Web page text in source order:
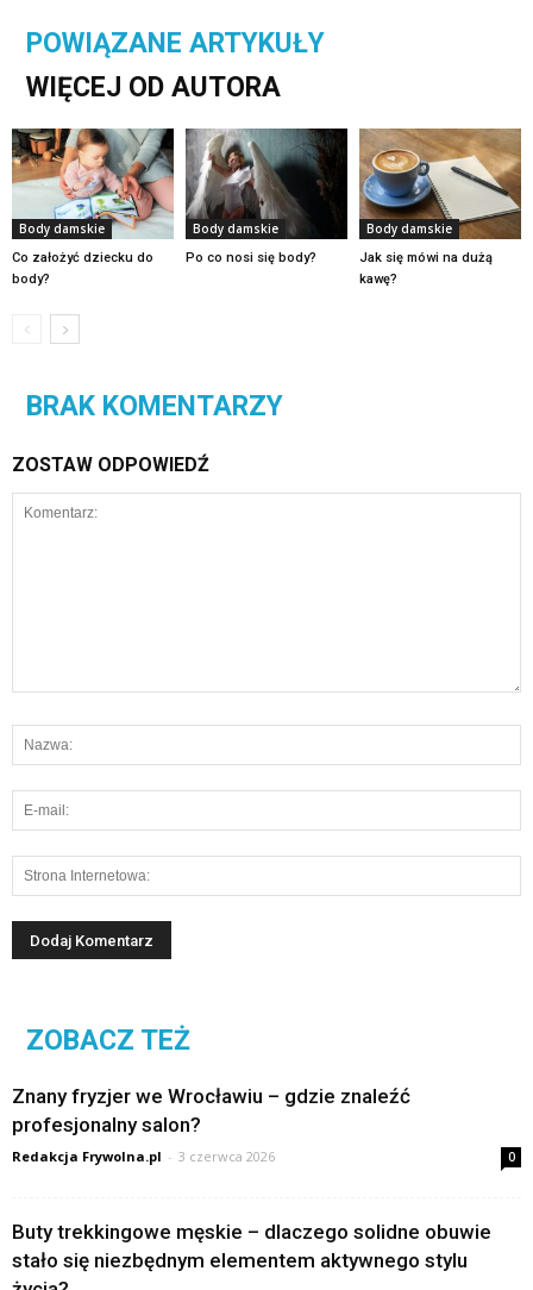
POWIĄZANE ARTYKUŁY
WIĘCEJ OD AUTORA
Body damskie
Co założyć dziecku do
body?
Body damskie
Po co nosi się body?
Body damskie
Jak się mówi na dużą
kawę?
BRAK KOMENTARZY
ZOSTAW ODPOWIEDŹ
ZOBACZ TEŻ
Znany fryzjer we Wrocławiu – gdzie znaleźć
profesjonalny salon?
Redakcja Frywolna.pl - 3 czerwca 2026 0
Buty trekkingowe męskie – dlaczego solidne obuwie
stało się niezbędnym elementem aktywnego stylu